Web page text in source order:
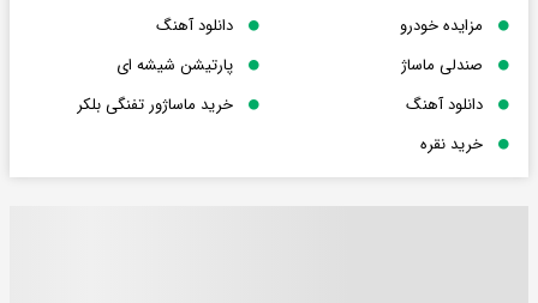
مزایده خودرو
دانلود آهنگ
صندلی ماساژ
پارتیشن شیشه ای
دانلود آهنگ
خرید ماساژور تفنگی بلکر
خرید نقره